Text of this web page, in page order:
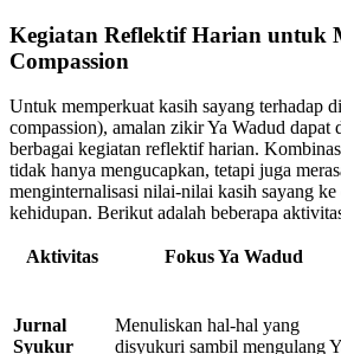
Kegiatan Reflektif Harian untuk
Compassion
Untuk memperkuat kasih sayang terhadap
compassion), amalan zikir Ya Wadud dapat
berbagai kegiatan reflektif harian.
tidak hanya mengucapkan, tetapi juga
menginternalisasi nilai-nilai kasih sayang ke
kehidupan. Berikut adalah beberapa
Aktivitas Fokus Ya Wadud
Jurnal
Syukur
Menuliskan hal-hal yang
disyukuri sambil mengulang